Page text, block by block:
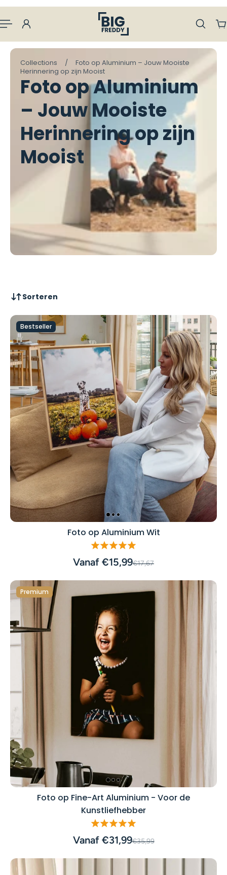
Collections /
Foto op Aluminium – Jouw Mooiste
Herinnering op zijn Mooist
Foto op Aluminium
– Jouw Mooiste
Herinnering op zijn
Mooist
Sorteren
Bestseller
Foto op Aluminium Wit
Vanaf €15,99€17,67
Premium
Foto op Fine-Art Aluminium - Voor de
Kunstliefhebber
Vanaf €31,99€35,99